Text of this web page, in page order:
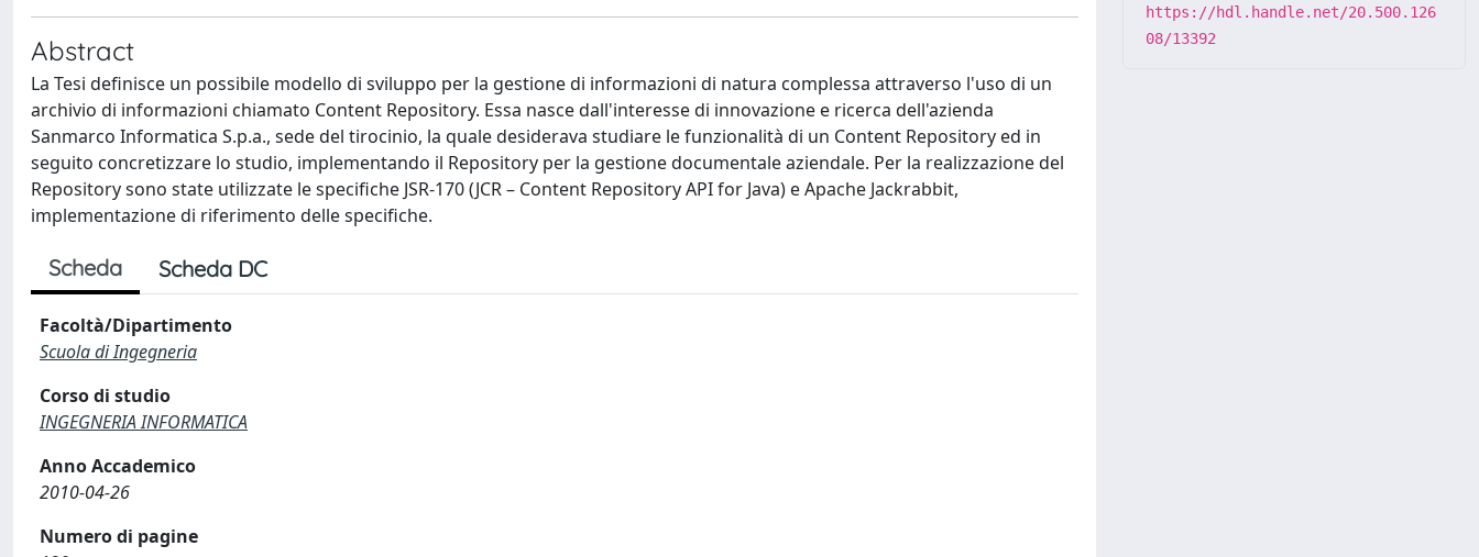
Abstract
La Tesi definisce un possibile modello di sviluppo per la gestione di informazioni di natura complessa attraverso l'uso di un
archivio di informazioni chiamato Content Repository. Essa nasce dall'interesse di innovazione e ricerca dell'azienda
Sanmarco Informatica S.p.a., sede del tirocinio, la quale desiderava studiare le funzionalità di un Content Repository ed in
seguito concretizzare lo studio, implementando il Repository per la gestione documentale aziendale. Per la realizzazione del
Repository sono state utilizzate le specifiche JSR-170 (JCR – Content Repository API for Java) e Apache Jackrabbit,
implementazione di riferimento delle specifiche.
Scheda Scheda DC
Facoltà/Dipartimento
Scuola di Ingegneria
Corso di studio
INGEGNERIA INFORMATICA
Anno Accademico
2010-04-26
Numero di pagine
https://hdl.handle.net/20.500.126
08/13392